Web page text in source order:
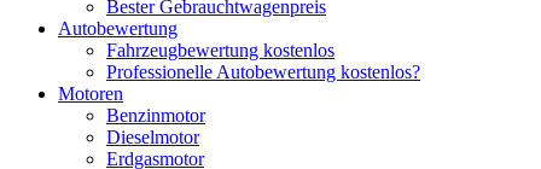
Bester Gebrauchtwagenpreis
Autobewertung
Fahrzeugbewertung kostenlos
Professionelle Autobewertung kostenlos?
Motoren
Benzinmotor
Dieselmotor
Erdgasmotor